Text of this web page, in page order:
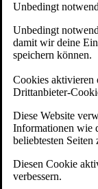
Unbedingt
Unbedingt
damit wir deine
speichern können.
Cookies aktivieren
Drittanbieter-
Diese Website
Informationen wie
beliebtesten Seiten
Diesen Cookie
verbessern.